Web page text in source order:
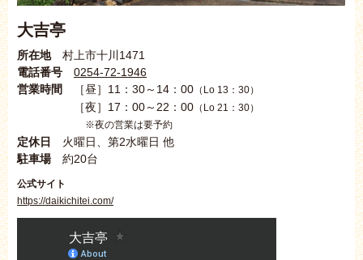
大吉亭
所在地村上市十川1471
電話番号
0254-72-1946
営業時間
［昼］11：30～14：00 （Lo 13：30）
［夜］17：00～22：00 （Lo 21：30）
※夜の営業は要予約
定休日
火曜日、第2水曜日 他
駐車場約20台
公式サイト
https://daikichitei.com/